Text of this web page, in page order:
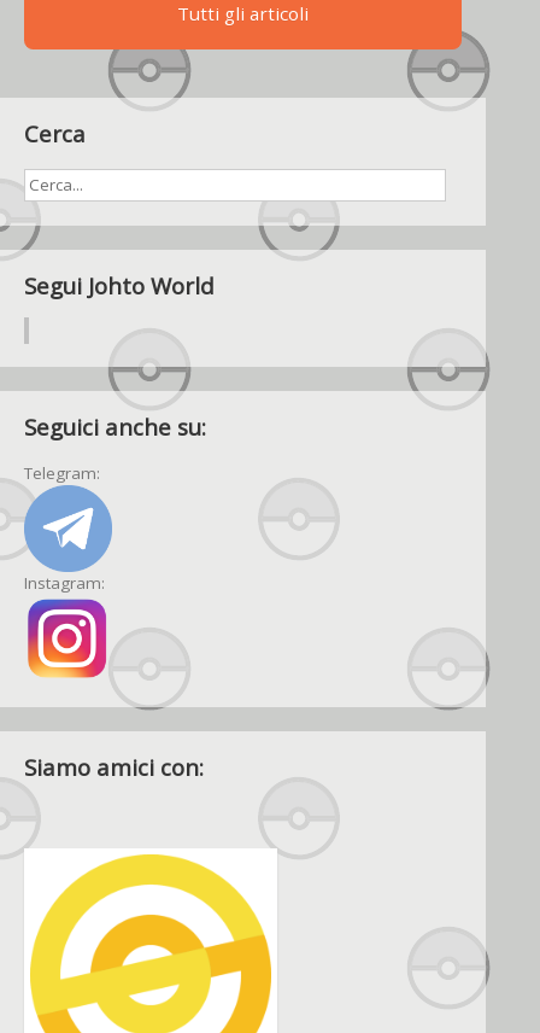
“Pokémon
Local
Acts”
–
Slowpoke
Tutti gli articoli
Cerca
Segui Johto World
Seguici anche su:
Telegram:
Instagram:
Siamo amici con: